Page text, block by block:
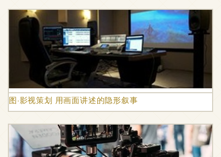
图·影视策划 用画面讲述的隐形叙事